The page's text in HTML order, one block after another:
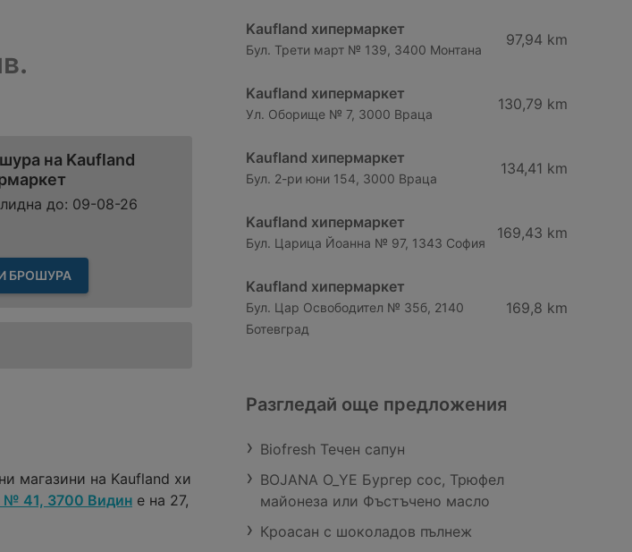
на Kaufland
до: 09-08-26
БРОШУРА
магазини на Kaufland хи
№ 41, 3700 Видин е на 27,
Kaufland хипермаркет
Бул. Трети март № 139, 3400 Монтана
97,94 km
Kaufland хипермаркет
Ул. Оборище № 7, 3000 Враца
130,79 km
Kaufland хипермаркет
Бул. 2-ри юни 154, 3000 Враца
134,41 km
Kaufland хипермаркет
Бул. Царица Йоанна № 97, 1343 София
169,43 km
Kaufland хипермаркет
Бул. Цар Освободител № 35б, 2140
Ботевград
169,8 km
Разгледай още предложения
Biofresh Течен сапун
BOJANA O_YE Бургер сос, Трюфел
майонеза или Фъстъчено масло
Кроасан с шоколадов пълнеж